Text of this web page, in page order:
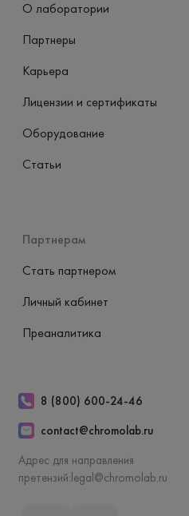
Партнерам
Стать партнером
Личный кабинет
Преаналитика
О лаборатории
Партнеры
Карьера
Лицензии и сертификаты
Оборудование
Статьи
8 (800) 600-24-46
contact@chromolab.ru
Адрес для направления
претензий:legal@chromolab.ru